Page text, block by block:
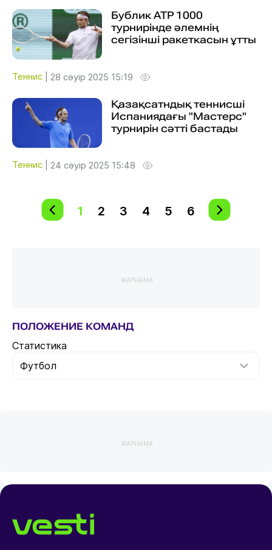
Бублик ATP 1000
турнирінде әлемнің
сегізінші ракеткасын ұтты
Теннис 28 сәуір 2025 15:19
Қазақсатндық теннисші
Испаниядағы "Мастерс"
турнирін сәтті бастады
Теннис 24 сәуір 2025 15:48
1 2 3 4 5 6
ЖАРНАМА
ПОЛОЖЕНИЕ КОМАНД
Статистика
Футбол
ЖАРНАМА